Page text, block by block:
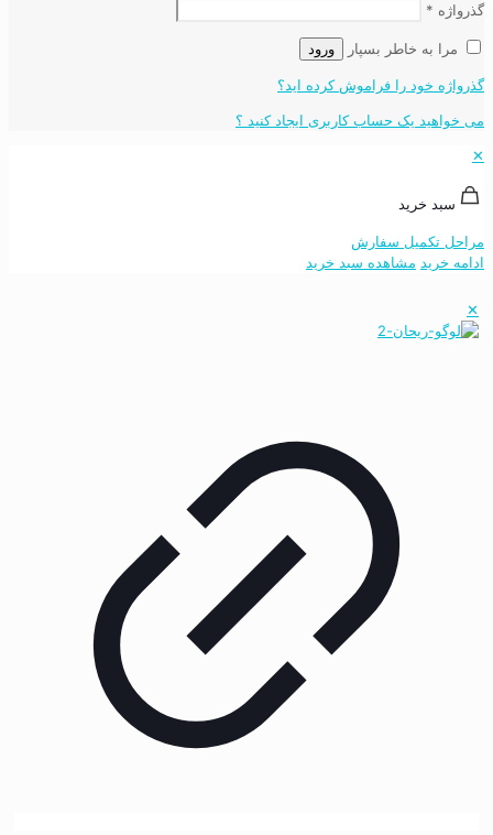
گذرواژه *
مرا به خاطر بسپار ورود
گذرواژه خود را فراموش کرده اید؟
می خواهید یک حساب کاربری ایجاد کنید ؟
✕
سبد خرید
مراحل تکمیل سفارش
ادامه خرید مشاهده سبد خرید
✕